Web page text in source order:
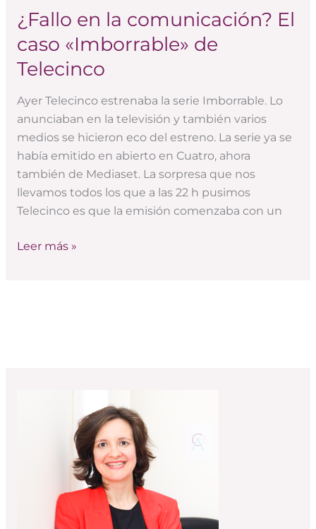
¿Fallo en la comunicación? El
caso «Imborrable» de
Telecinco
Ayer Telecinco estrenaba la serie Imborrable. Lo
anunciaban en la televisión y también varios
medios se hicieron eco del estreno. La serie ya se
había emitido en abierto en Cuatro, ahora
también de Mediaset. La sorpresa que nos
llevamos todos los que a las 22 h pusimos
Telecinco es que la emisión comenzaba con un
¿Fallo
en
la
comunicación?
caso
«Imborrable»
de
Telecinco
Leer más »